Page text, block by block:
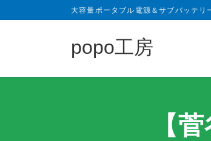
大容量ポータブル電源＆サブバッテ
popo工房
【